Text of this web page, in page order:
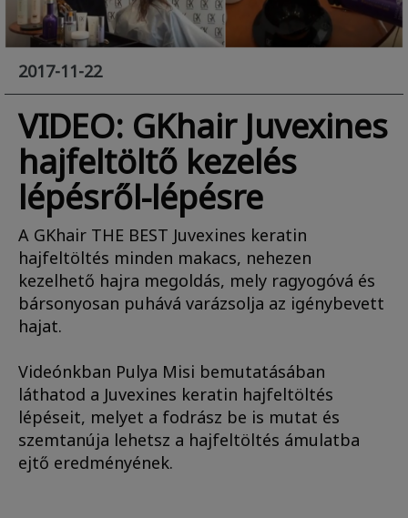
2017-11-22
VIDEO: GKhair Juvexines
hajfeltöltő kezelés
lépésről-lépésre
A GKhair THE BEST Juvexines keratin
hajfeltöltés minden makacs, nehezen
kezelhető hajra megoldás, mely ragyogóvá és
bársonyosan puhává varázsolja az igénybevett
hajat.
Videónkban Pulya Misi bemutatásában
láthatod a Juvexines keratin hajfeltöltés
lépéseit, melyet a fodrász be is mutat és
szemtanúja lehetsz a hajfeltöltés ámulatba
ejtő eredményének.